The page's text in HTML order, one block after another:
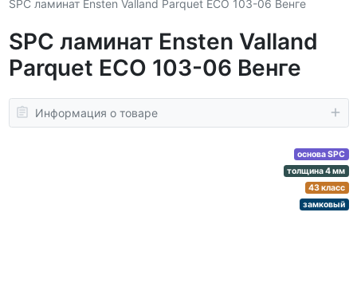
SPC ламинат Ensten Valland Parquet ECO 103-06 Венге
SPC ламинат Ensten Valland
Parquet ECO 103-06 Венге
Информация о товаре
основа SPC
толщина 4 мм
43 класс
замковый